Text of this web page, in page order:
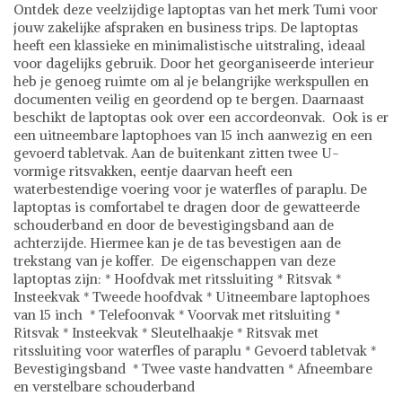
Ontdek deze veelzijdige laptoptas van het merk Tumi voor
jouw zakelijke afspraken en business trips. De laptoptas
heeft een klassieke en minimalistische uitstraling, ideaal
voor dagelijks gebruik. Door het georganiseerde interieur
heb je genoeg ruimte om al je belangrijke werkspullen en
documenten veilig en geordend op te bergen. Daarnaast
beschikt de laptoptas ook over een accordeonvak. Ook is er
een uitneembare laptophoes van 15 inch aanwezig en een
gevoerd tabletvak. Aan de buitenkant zitten twee U-
vormige ritsvakken, eentje daarvan heeft een
waterbestendige voering voor je waterfles of paraplu. De
laptoptas is comfortabel te dragen door de gewatteerde
schouderband en door de bevestigingsband aan de
achterzijde. Hiermee kan je de tas bevestigen aan de
trekstang van je koffer. De eigenschappen van deze
laptoptas zijn: * Hoofdvak met ritssluiting * Ritsvak *
Insteekvak * Tweede hoofdvak * Uitneembare laptophoes
van 15 inch * Telefoonvak * Voorvak met ritsluiting *
Ritsvak * Insteekvak * Sleutelhaakje * Ritsvak met
ritssluiting voor waterfles of paraplu * Gevoerd tabletvak *
Bevestigingsband * Twee vaste handvatten * Afneembare
en verstelbare schouderband